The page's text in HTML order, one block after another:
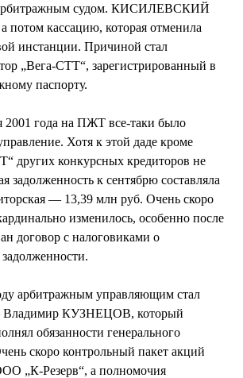
арбитражным судом. КИСИЛЕВСКИЙ
потом кассацию, которая отменила
инстанции. Причиной стал
„Вега-СТТ“, зарегистрированный в
паспорту.
2001 года на ПЖТ все-таки было
Хотя к этой даде кроме
других конкурсных кредиторов не
задолженность к сентябрю составляла
— 13,39 млн руб. Очень скоро
изменилось, особенно после
договор с налоговиками о
арбитражным управляющим стал
Владимир КУЗНЕЦОВ, который
обязанности генерального
скоро контрольный пакет акций
„К-Резерв“, а полномочия